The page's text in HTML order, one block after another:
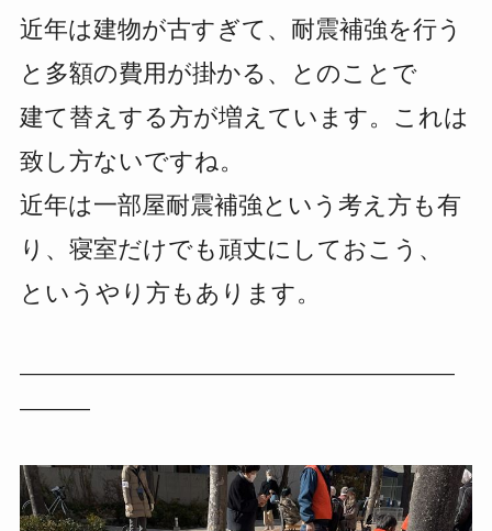
近年は建物が古すぎて、耐震補強を行う
と多額の費用が掛かる、とのことで
建て替えする方が増えています。これは
致し方ないですね。
近年は一部屋耐震補強という考え方も有
り、寝室だけでも頑丈にしておこう、
というやり方もあります。
——————————————————————
———–